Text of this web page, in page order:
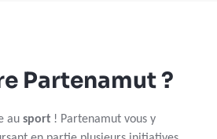
Partenamut ?
au sport ! Partenamut vous y